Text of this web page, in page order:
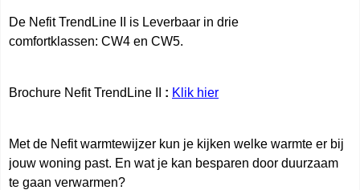
De Nefit TrendLine II is Leverbaar in drie
comfortklassen: CW4 en CW5.
Brochure Nefit TrendLine II : Klik hier
Met de Nefit warmtewijzer kun je kijken welke warmte er bij
jouw woning past. En wat je kan besparen door duurzaam
te gaan verwarmen?